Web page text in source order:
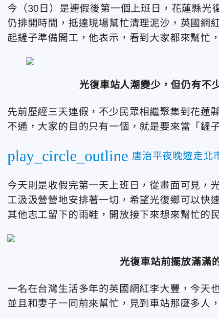
今（30日）是連假後第一個上班日，花蓮縣光
仍排開時間，抵達現場幫忙清理泥沙，英國網
起鏟子準備開工，他表示，看到大家都來幫忙
光復車站人潮變少，但仍有不
先前歷經三天連假，不少民眾相繼聚集到花蓮
不通，大家的目的只有一個，就是要來當「鏟
play_circle_outline 唐治平夜晚遊走
今天則是收假完第一天上班日，從畫面可見，
工汲汲營營地安排著一切，希望光復鄉可以快
其他志工留下的雨鞋，開放接下來想來幫忙的
光復車站前擺放滿滿
一名在台灣生活多年的英國網紅李大豐，今天
並且和妻子一同前來幫忙，見到車站那麼多人